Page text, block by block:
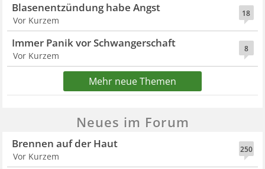
18
Blasenentzündung habe Angst
Vor Kurzem
8
Immer Panik vor Schwangerschaft
Vor Kurzem
Mehr neue Themen
Neues im Forum
250
Brennen auf der Haut
Vor Kurzem